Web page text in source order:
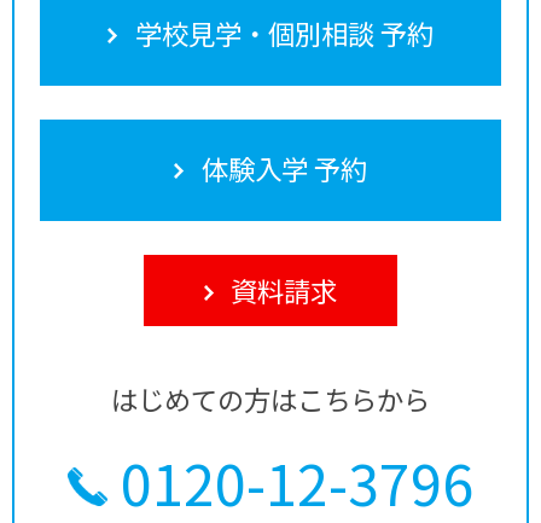
学校見学・個別相談 予約
体験入学 予約
資料請求
はじめての方はこちらから
0120-12-3796